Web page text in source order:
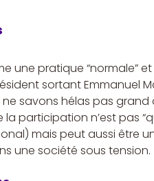
une pratique “normale”
sortant Emmanuel
savons hélas pas grand
participation n’est pas
mais peut aussi être
une société sous tension.